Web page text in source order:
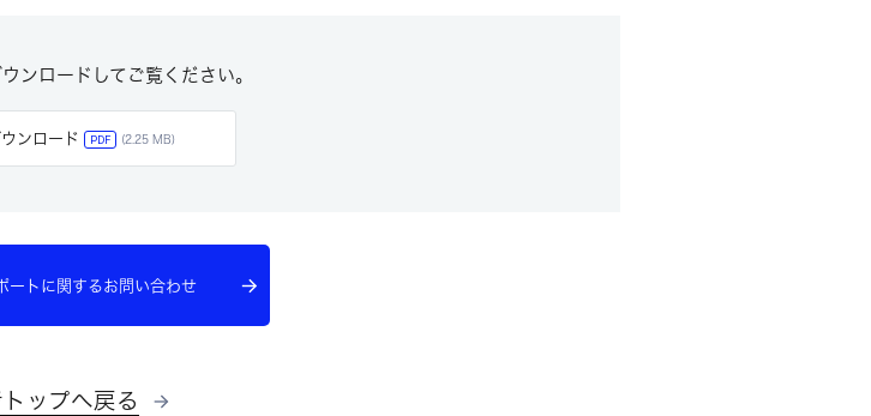
ンロードしてご覧ください。
ンロード PDF (2.25 MB)
ートに関するお問い合わせ
ップへ戻る